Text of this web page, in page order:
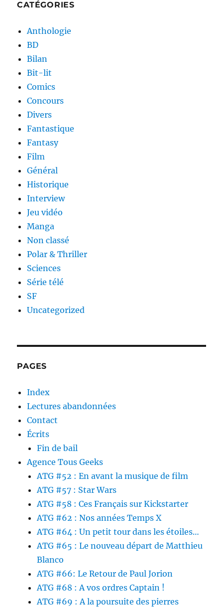
CATÉGORIES
Anthologie
BD
Bilan
Bit-lit
Comics
Concours
Divers
Fantastique
Fantasy
Film
Général
Historique
Interview
Jeu vidéo
Manga
Non classé
Polar & Thriller
Sciences
Série télé
SF
Uncategorized
PAGES
Index
Lectures abandonnées
Contact
Écrits
Fin de bail
Agence Tous Geeks
ATG #52 : En avant la musique de film
ATG #57 : Star Wars
ATG #58 : Ces Français sur Kickstarter
ATG #62 : Nos années Temps X
ATG #64 : Un petit tour dans les étoiles…
ATG #65 : Le nouveau départ de Matthieu
Blanco
ATG #66: Le Retour de Paul Jorion
ATG #68 : A vos ordres Captain !
ATG #69 : A la poursuite des pierres